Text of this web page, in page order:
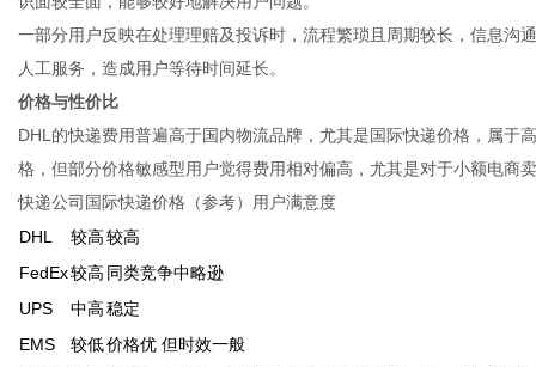
一部分用户反映在处理理赔及投诉时，流程繁琐且周期较长，信息沟
人工服务，造成用户等待时间延长。
价格与性价比
DHL的快递费用普遍高于国内物流品牌，尤其是国际快递价格，属于
格，但部分价格敏感型用户觉得费用相对偏高，尤其是对于小额电商
快递公司国际快递价格（参考）用户满意度
DHL
较高较高
FedEx较高 同类竞争中略逊
UPS
中高稳定
EMS
较低价格优 但时效一般